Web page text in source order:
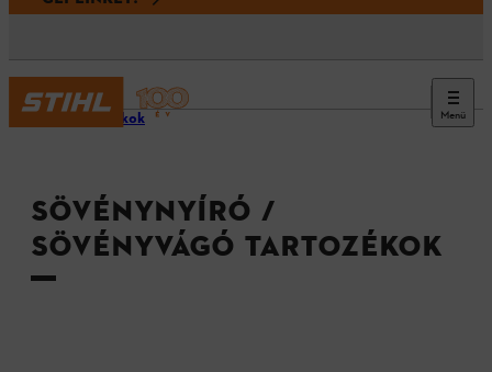
Menü
Tartozékok
SÖVÉNYNYÍRÓ /
SÖVÉNYVÁGÓ TARTOZÉKOK